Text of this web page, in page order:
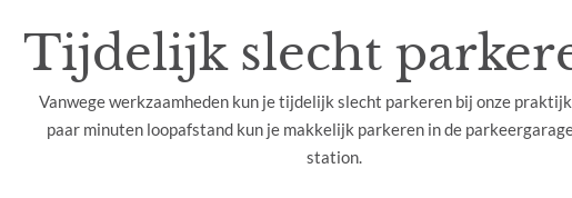
zo goed mogelijk afgestemd op jouw behoeften.
Tijdelijk slecht
Vanwege werkzaamheden kun je tijdelijk slecht parkeren bij onze
paar minuten loopafstand kun je makkelijk parkeren in de
station.